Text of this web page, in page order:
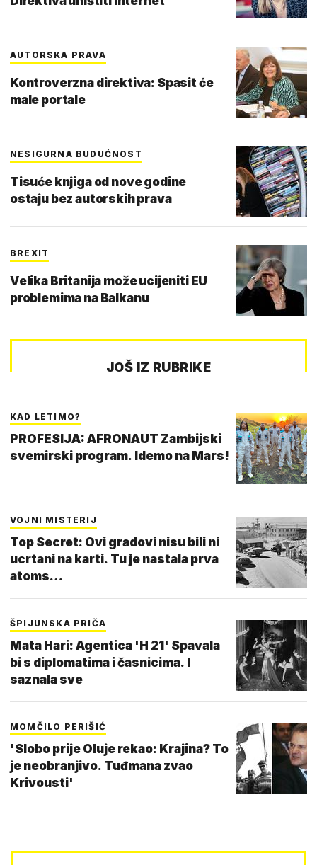
AUTORSKA PRAVA
Kontroverzna direktiva: Spasit će
male portale
NESIGURNA BUDUĆNOST
Tisuće knjiga od nove godine
ostaju bez autorskih prava
BREXIT
Velika Britanija može ucijeniti EU
problemima na Balkanu
JOŠ IZ RUBRIKE
KAD LETIMO?
PROFESIJA: AFRONAUT Zambijski
svemirski program. Idemo na Mars!
VOJNI MISTERIJ
Top Secret: Ovi gradovi nisu bili ni
ucrtani na karti. Tu je nastala prva
atoms…
ŠPIJUNSKA PRIČA
Mata Hari: Agentica 'H 21' Spavala
bi s diplomatima i časnicima. I
saznala sve
MOMČILO PERIŠIĆ
'Slobo prije Oluje rekao: Krajina? To
je neobranjivo. Tuđmana zvao
Krivousti'